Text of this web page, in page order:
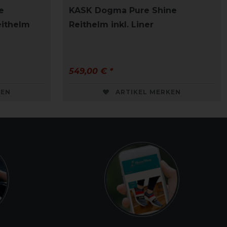
KASK Dogma Pure Shine
Reithelm inkl. Liner
549,00 € *
ARTIKEL MERKEN